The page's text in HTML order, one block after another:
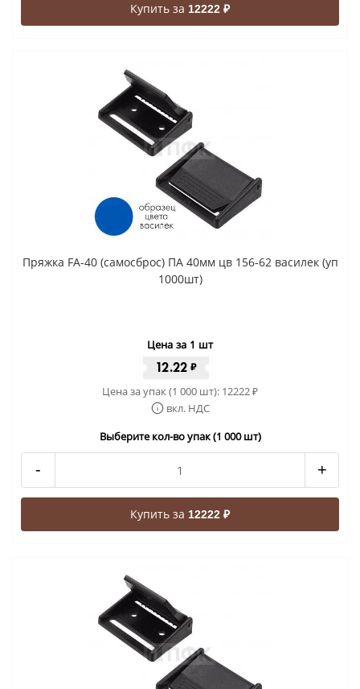
Купить за 12222 ₽
Пряжка FA-40 (самосброс) ПА 40мм цв 156-62 василек (уп
1000шт)
Цена за 1 шт
12.22 ₽
Цена за упак (1 000 шт): 12222₽
вкл. НДС
Выберите кол-во упак (1 000 шт)
- +
Купить за 12222 ₽